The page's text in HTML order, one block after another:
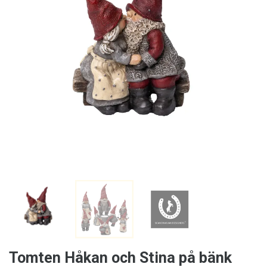
Tomten Håkan och Stina på bänk